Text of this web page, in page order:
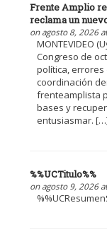
Frente Amplio
reclama un
on agosto 8, 2026
MONTEVIDEO
Congreso de
política, errores
coordinación
frenteamplista
bases y
entusiasmar.
%%UCTitulo%%
on agosto 9, 2026